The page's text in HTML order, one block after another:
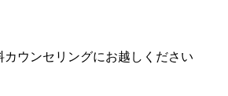
カウンセリングにお越しください